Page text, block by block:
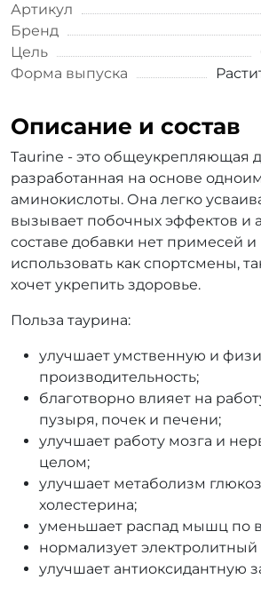
Артикул
Бренд
Цель
Форма выпуска
Описание и состав
Taurine - это общеукрепляющая
разработанная на основе
аминокислоты. Она легко
вызывает побочных эффектов и
составе добавки нет примесей
использовать как спортсмены,
хочет укрепить здоровье.
Польза таурина:
улучшает умственную и
производительность;
благотворно влияет на
пузыря, почек и печени;
улучшает работу мозга и
целом;
улучшает метаболизм
холестерина;
уменьшает распад мышц по
нормализует электролитный
улучшает антиоксидантную